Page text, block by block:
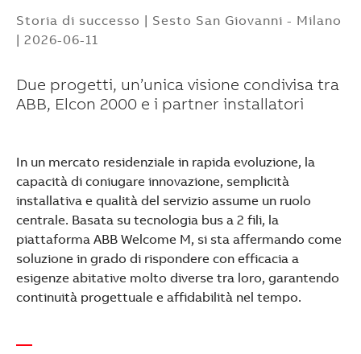
Suggestions
Products
Shopping list preview
Storia di successo | Sesto San Giovanni - Milano
| 2026-06-11
​Due progetti, un’unica visione condivisa tra
ABB, Elcon 2000 e i partner installatori
In un mercato residenziale in rapida evoluzione, la
capacità di coniugare innovazione, semplicità
installativa e qualità del servizio assume un ruolo
centrale. Basata su tecnologia bus a 2 fili, la
piattaforma ABB Welcome M, si sta affermando come
soluzione in grado di rispondere con efficacia a
esigenze abitative molto diverse tra loro, garantendo
continuità progettuale e affidabilità nel tempo.